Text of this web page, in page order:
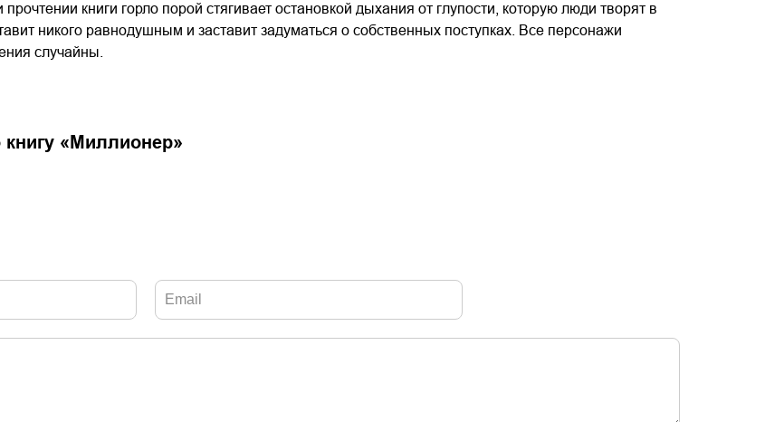
книги горло порой стягивает остановкой дыхания от глупости, которую люди творят в
никого равнодушным и заставит задуматься о собственных поступках. Все персонажи
случайны.
« Миллионер»